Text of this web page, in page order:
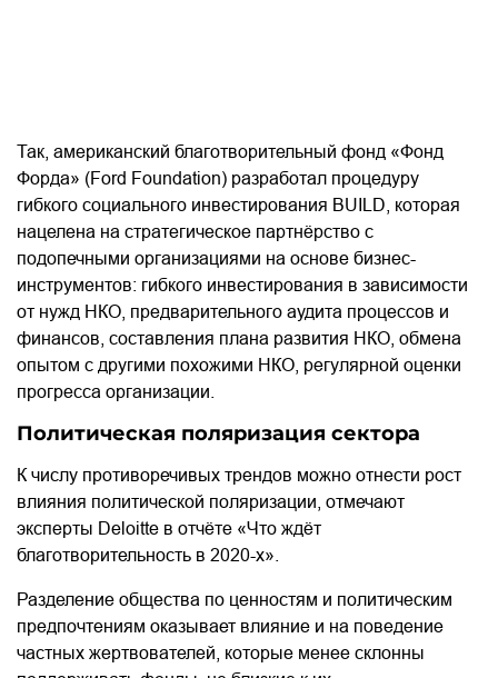
Так, американский благотворительный фонд «Фонд
Форда» (Ford Foundation) разработал процедуру
гибкого социального инвестирования BUILD, которая
нацелена на стратегическое партнёрство с
подопечными организациями на основе бизнес-
инструментов: гибкого инвестирования в зависимости
от нужд НКО, предварительного аудита процессов и
финансов, составления плана развития НКО, обмена
опытом с другими похожими НКО, регулярной оценки
прогресса организации.
Политическая поляризация сектора
К числу противоречивых трендов можно отнести рост
влияния политической поляризации, отмечают
эксперты Deloitte в отчёте «Что ждёт
благотворительность в 2020-х».
Разделение общества по ценностям и политическим
предпочтениям оказывает влияние и на поведение
частных жертвователей, которые менее склонны